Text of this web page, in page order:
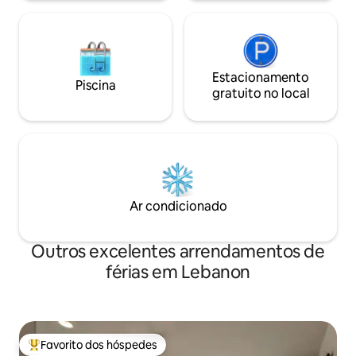
Piscina
Estacionamento
gratuito no local
Ar condicionado
Outros excelentes arrendamentos de
férias em Lebanon
Favoritos dos hóspedes mais apreciados
Favorito dos hóspedes